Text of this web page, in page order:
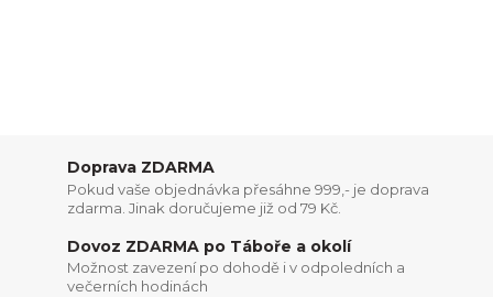
Doprava ZDARMA
Pokud vaše objednávka přesáhne 999,- je doprava
zdarma. Jinak doručujeme již od 79 Kč.
Dovoz ZDARMA po Táboře a okolí
Možnost zavezení po dohodě i v odpoledních a
večerních hodinách